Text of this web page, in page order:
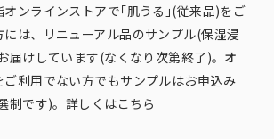
ンラインストアで｢肌うる｣(従来品)をご
は、リニューアル品のサンプル(保湿浸
届けしています(なくなり次第終了)。オ
ご利用でない方でもサンプルはお申込み
制です)。詳しくはこちら